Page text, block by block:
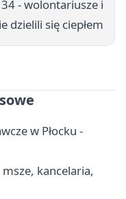
- wolontariusze i
dzielili się ciepłem
w Płocku -
kancelaria,